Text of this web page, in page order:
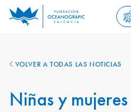
VOLVER A TODAS LAS NOTICIAS
Niñas y